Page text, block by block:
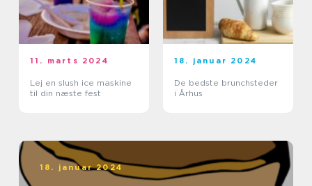
11. marts 2024
Lej en slush ice maskine
til din næste fest
18. januar 2024
De bedste brunchsteder
i Århus
18. januar 2024